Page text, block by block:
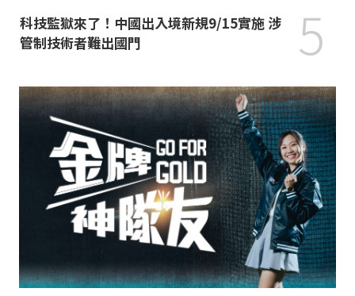
科技監獄來了！中國出入境新規9/15實施 涉
管制技術者難出國門
5